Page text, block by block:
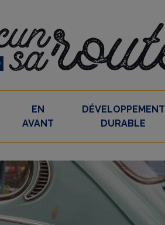
EN
AVANT
DÉVELOPPEMENT
DURABLE